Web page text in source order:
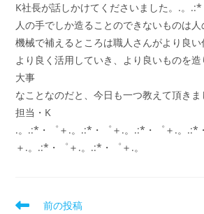
K社長が話しかけてくださいました。.。.:*
人の手でしか造ることのできないものは人
機械で補えるところは職人さんがより良
より良く活用していき、より良いものを
大事
なことなのだと、今日も一つ教えて頂きま
担当・K
.。.:*・゜＋.。.:*・゜＋.。.:*・゜＋.。.:*
＋.。.:*・゜＋.。.:*・゜＋.。
前の投稿